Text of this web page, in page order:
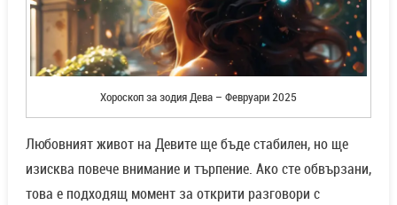
Хороскоп за зодия Дева – Февруари 2025
Любовният живот на Девите ще бъде стабилен, но ще
изисква повече внимание и търпение. Ако сте обвързани,
това е подходящ момент за открити разговори с